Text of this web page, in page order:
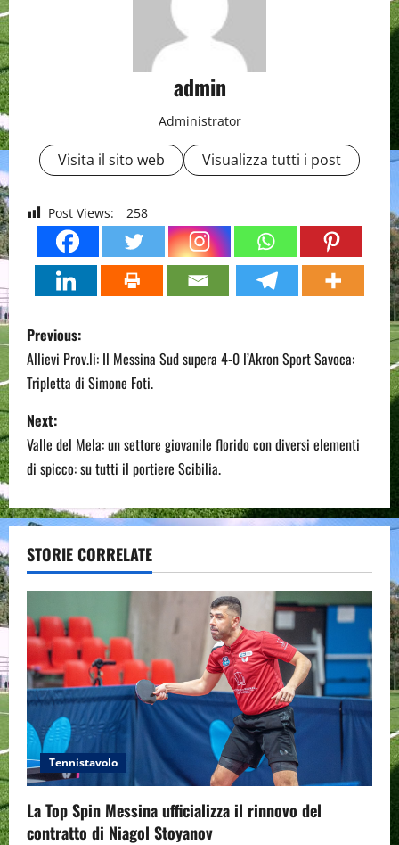
admin
Administrator
Visita il sito web Visualizza tutti i post
Post Views: 258
P
o
s
t
n
a
v
i
g
a
t
i
o
n
Previous:
Allievi Prov.li: Il Messina Sud supera 4-0 l’Akron Sport Savoca:
Tripletta di Simone Foti.
Next:
Valle del Mela: un settore giovanile florido con diversi elementi
di spicco: su tutti il portiere Scibilia.
STORIE CORRELATE
Tennistavolo
La Top Spin Messina ufficializza il rinnovo del
contratto di Niagol Stoyanov